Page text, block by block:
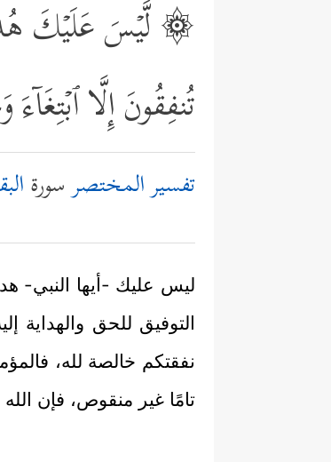
۞ لَّیۡسَ عَلَیۡكَ
تُنفِقُونَ إِلَّا
تفسير المختصرسورة
ليس عليك -أيها النبي-
التوفيق للحق والهداية
نفقتكم خالصة لله،
تامًا غير منقوص، فإن الله